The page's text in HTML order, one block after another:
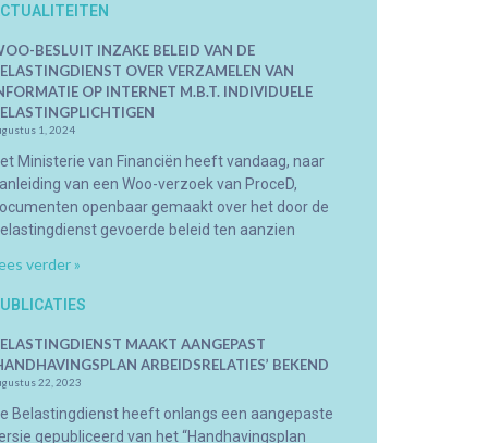
BESLUIT INZAKE BELEID VAN DE
OVER VERZAMELEN VAN
OP INTERNET M.B.T. INDIVIDUELE
1, 2024
Ministerie van Financiën heeft vandaag, naar
van een Woo-verzoek van ProceD,
openbaar gemaakt over het door de
gevoerde beleid ten aanzien
verder »
MAAKT AANGEPAST
ARBEIDSRELATIES’ BEKEND
22, 2023
Belastingdienst heeft onlangs een aangepaste
gepubliceerd van het “Handhavingsplan